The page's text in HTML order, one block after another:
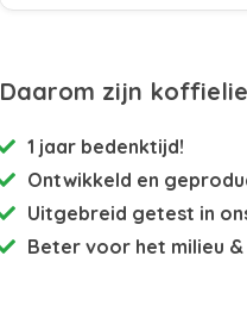
Daarom zijn
1 jaar bedenktijd!
Ontwikkeld en
Uitgebreid getest in
Beter voor het milieu